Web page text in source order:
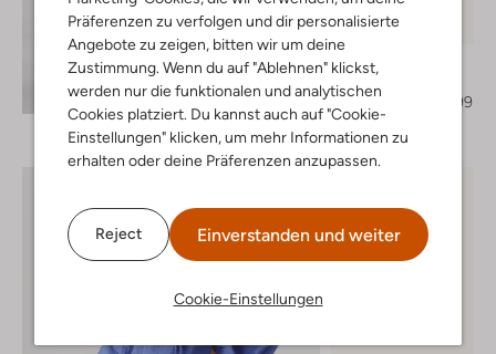
Präferenzen zu verfolgen und dir personalisierte
Angebote zu zeigen, bitten wir um deine
Zustimmung. Wenn du auf "Ablehnen" klickst,
werden nur die funktionalen und analytischen
Cookies platziert. Du kannst auch auf "Cookie-
Einstellungen" klicken, um mehr Informationen zu
erhalten oder deine Präferenzen anzupassen.
Reject Einverstanden und weiter
Cookie-Einstellungen
Entdecke den Look
Letzte Größen
-50%
Unisa
Slingbacks
€ 129,99
€ 64,99